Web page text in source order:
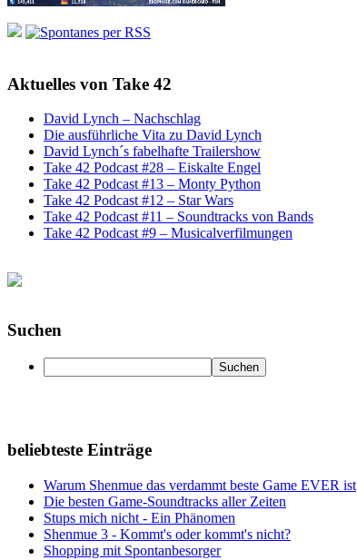
Aktuelles von Take 42
David Lynch – Nachschlag
Die ausführliche Vita zu David Lynch
David Lynch´s fabelhafte Trailershow
Take 42 Podcast #28 – Eiskalte Engel
Take 42 Podcast #13 – Monty Python
Take 42 Podcast #12 – Star Wars
Take 42 Podcast #11 – Soundtracks von Bands
Take 42 Podcast #9 – Musicalverfilmungen
Suchen
beliebteste Einträge
Warum Shenmue das verdammt beste Game EVER ist
Die besten Game-Soundtracks aller Zeiten
Stups mich nicht - Ein Phänomen
Shenmue 3 - Kommt's oder kommt's nicht?
Shopping mit Spontanbesorger